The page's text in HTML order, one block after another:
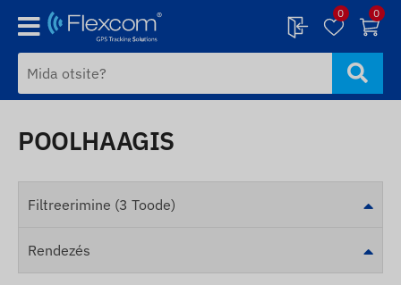
0 0
POOLHAAGIS
Filtreerimine (3 Toode)
Rendezés